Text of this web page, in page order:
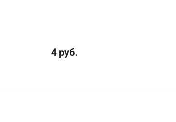
4 руб.